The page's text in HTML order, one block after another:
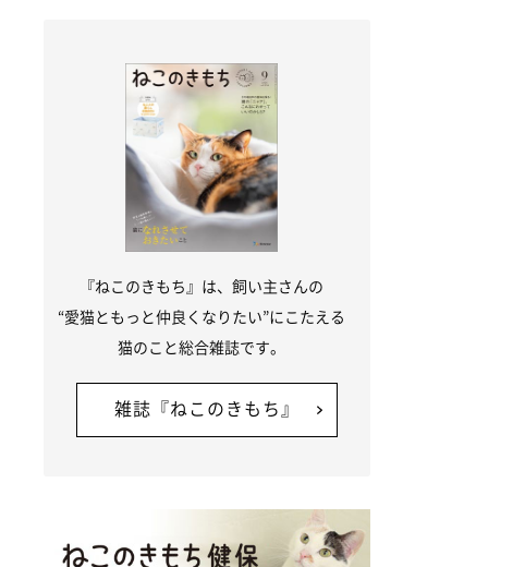
『ねこのきもち』は、飼い主さんの
“愛猫ともっと仲良くなりたい”にこたえる
猫のこと総合雑誌です。
雑誌『ねこのきもち』